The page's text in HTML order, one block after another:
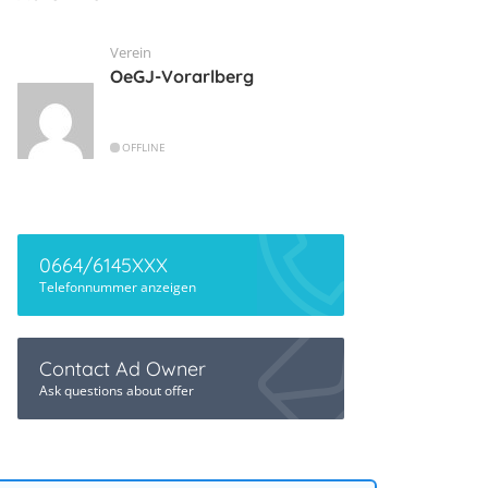
Verein
OeGJ-Vorarlberg
OFFLINE
0664/6145XXX
Telefonnummer anzeigen
Contact Ad Owner
Ask questions about offer